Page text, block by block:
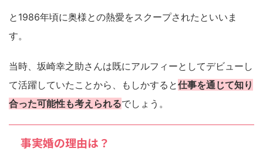
と1986年頃に奥様との熱愛をスクープされたといいま
す。
当時、坂崎幸之助さんは既にアルフィーとしてデビューし
て活躍していたことから、もしかすると仕事を通じて知り
合った可能性も考えられるでしょう。
事実婚の理由は？